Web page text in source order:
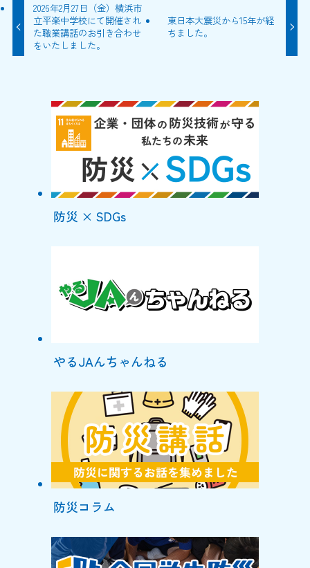
2026年2月27日（金）横浜市
立平楽中学校にて開催され
た職業講話のお引き合わせ
をいたしました。
東日本大震災から15年が経
ちました。
防災 × SDGs
やるJAんちゃんねる
防災コラム